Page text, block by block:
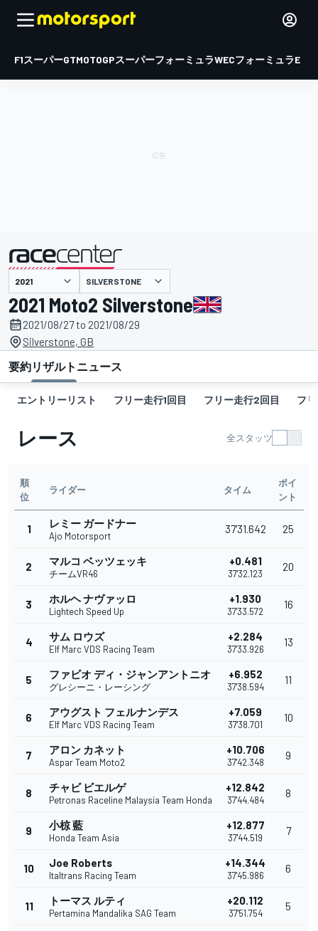
F1スーパーGTMOTOGPスーパーフォーミュラWECフォーミュラE
主催 SILVERSTONE
2021 Moto2 Silverstone
2021/08/27 to 2021/08/29
Silverstone, GB
要約リザルト ニュース
エントリーリスト フリー走行1回目 フリー走行2回目 フ
レース 全スタッツ
順
位
ライダー タイム
ポイ
ント
1 レミー ガードナー
Ajo Motorsport
37'31.642 25
2 マルコ ベッツェッキ
チームVR46
+0.481
37'32.123
20
3 ホルヘ ナヴァッロ
Lightech Speed Up
+1.930
37'33.572
16
4 サム ロウズ
Elf Marc VDS Racing Team
+2.284
37'33.926
13
5 ファビオ ディ・ジャンアントニオ
グレシーニ・レーシング
+6.952
37'38.594
11
6 アウグスト フェルナンデス
Elf Marc VDS Racing Team
+7.059
37'38.701
10
7 アロン カネット
Aspar Team Moto2
+10.706
37'42.348
9
8 チャビ ビエルゲ
Petronas Raceline Malaysia Team Honda
+12.842
37'44.484
8
9 小椋 藍
Honda Team Asia
+12.877
37'44.519
7
10 Joe Roberts
Italtrans Racing Team
+14.344
37'45.986
6
11 トーマス ルティ
Pertamina Mandalika SAG Team
+20.112
37'51.754
5